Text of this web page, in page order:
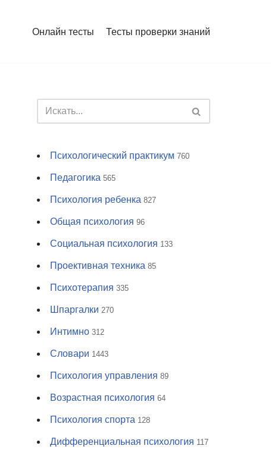
Онлайн тесты Тесты проверки знаний
Психологический практикум 760
Педагогика 565
Психология ребенка 827
Общая психология 96
Социальная психология 133
Проективная техника 85
Психотерапия 335
Шпаргалки 270
Интимно 312
Словари 1443
Психология управления 89
Возрастная психология 64
Психология спорта 128
Дифференциальная психология 117